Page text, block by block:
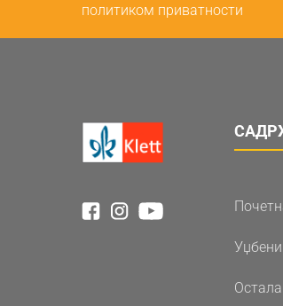
политиком приватности